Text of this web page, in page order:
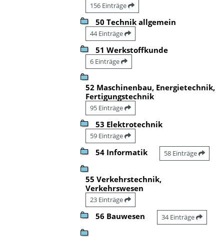
156 Einträge
50 Technik allgemein
44 Einträge
51 Werkstoffkunde
6 Einträge
52 Maschinenbau, Energietechnik,
Fertigungstechnik
95 Einträge
53 Elektrotechnik
59 Einträge
54 Informatik 58 Einträge
55 Verkehrstechnik,
Verkehrswesen
23 Einträge
56 Bauwesen 34 Einträge